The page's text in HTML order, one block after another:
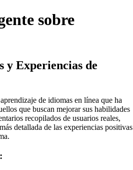
sobre
y Experiencias de
de idiomas en línea que ha
que buscan mejorar sus habilidades
recopilados de usuarios reales,
detallada de las experiencias positivas